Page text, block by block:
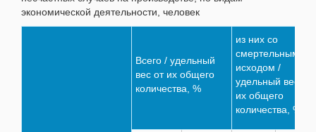
экономической деятельности, человек
Всего / удельный
вес от их общего
количества, %
из них со
смертельным
исходом /
удельный вес от
их общего
количества, %